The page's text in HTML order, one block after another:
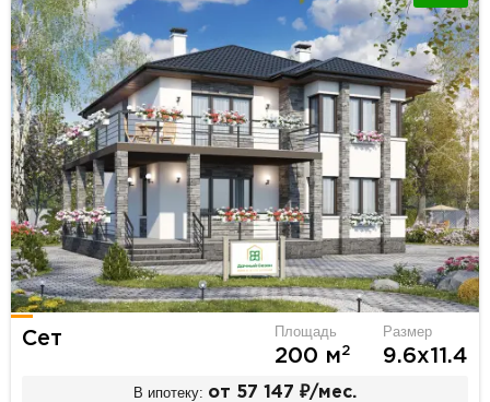
Сет Площадь
200 м2
Размер
9.6х11.4
В ипотеку: от 57 147 ₽/мес.